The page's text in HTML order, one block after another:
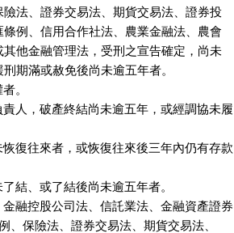
險法、證券交易法、期貨交易法、證券投
條例、信用合作社法、農業金融法、農會
其他金融管理法，受刑之宣告確定，尚未
刑期滿或赦免後尚未逾五年者。
。
人，破產終結尚未逾五年，或經調協未履
復往來者，或恢復往來後三年內仍有存款
結、或了結後尚未逾五年者。
融控股公司法、信託業法、金融資產證券
、保險法、證券交易法、期貨交易法、